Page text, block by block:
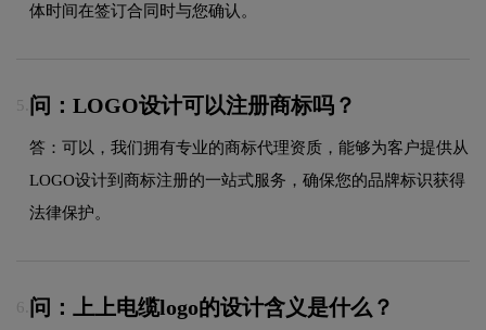
体时间在签订合同时与您确认。
5. 问：LOGO设计可以注册商标吗？
答：可以，我们拥有专业的商标代理资质，能够为客户提供从
LOGO设计到商标注册的一站式服务，确保您的品牌标识获得
法律保护。
6. 问：上上电缆logo的设计含义是什么？